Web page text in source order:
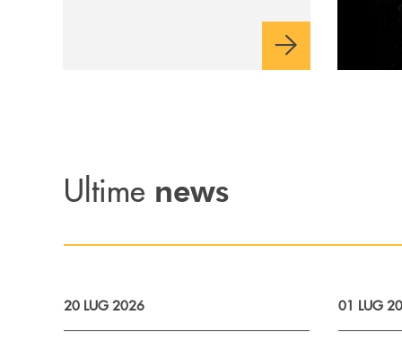
Ultime news
20 LUG 2026 01 LUG